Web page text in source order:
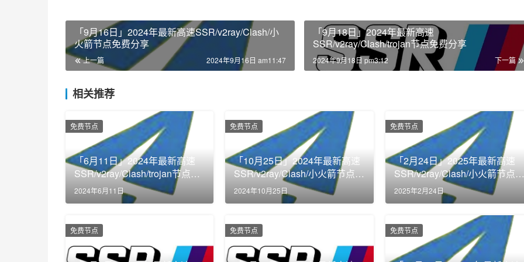
「9月16日」2024年最新高速SSR/v2ray/Clash/小
火箭节点免费分享
上一篇 2024年9月16日 am11:47
「9月18日」2024年最新高速
SSR/v2ray/Clash/trojan节点免费分享
下一篇
2024年9月18日 pm3:12
相关推荐
「6月11日」2024年最新高速
SSR/v2ray/Clash/trojan节点免
费分享
2024年6月11日
免费节点
「10月25日」2024年最新高速
SSR/v2ray/Clash/小火箭节点免
费分享
2024年10月25日
免费节点
「2月24日」2025年最新高速
SSR/v2ray/Clash/小火箭节点免
费分享
2025年2月24日
免费节点
免费节点 免费节点 免费节点